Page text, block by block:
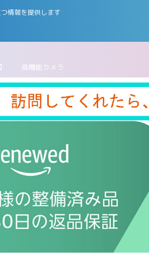
情報を提供します
リ五輪開
高機能カメラ